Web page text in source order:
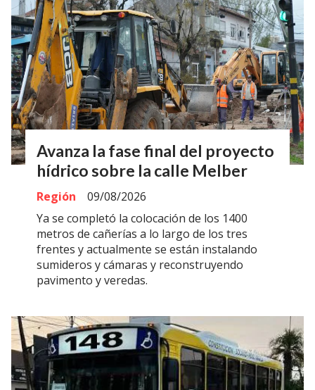
Avanza la fase final del proyecto
hídrico sobre la calle Melber
Región
09/08/2026
Ya se completó la colocación de los 1400
metros de cañerías a lo largo de los tres
frentes y actualmente se están instalando
sumideros y cámaras y reconstruyendo
pavimento y veredas.